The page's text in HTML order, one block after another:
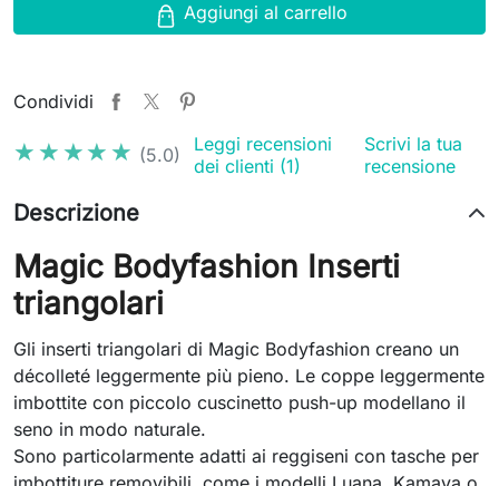
Aggiungi al carrello
Condividi
★★★★★
★★★★★ (5.0)
Leggi recensioni
dei clienti (1)
Scrivi la tua
recensione
Descrizione
Magic Bodyfashion Inserti
triangolari
Gli inserti triangolari di Magic Bodyfashion creano un
décolleté leggermente più pieno. Le coppe leggermente
imbottite con piccolo cuscinetto push-up modellano il
seno in modo naturale.
Sono particolarmente adatti ai reggiseni con tasche per